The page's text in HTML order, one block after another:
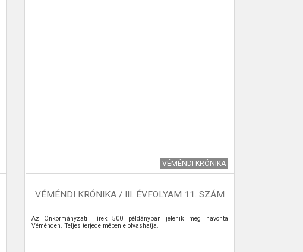
VÉMÉNDI KRÓNIKA
VÉMÉNDI KRÓNIKA / III. ÉVFOLYAM 11. SZÁM
Az Önkormányzati Hírek 500 példányban jelenik meg havonta
Véménden. Teljes terjedelmében elolvashatja.